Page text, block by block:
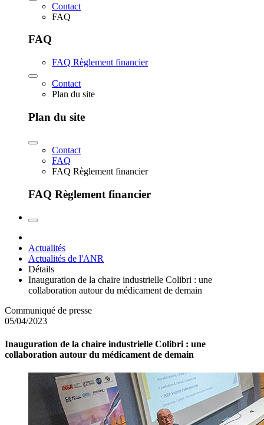
Contact
FAQ
FAQ
FAQ Règlement financier
Contact
Plan du site
Plan du site
Contact
FAQ
FAQ Règlement financier
FAQ Règlement financier
Actualités
Actualités de l'ANR
Détails
Inauguration de la chaire industrielle Colibri : une
collaboration autour du médicament de demain
Communiqué de presse
05/04/2023
Inauguration de la chaire industrielle Colibri : une
collaboration autour du médicament de demain